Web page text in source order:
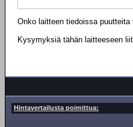
Onko laitteen tiedoissa puutteita
Kysymyksiä tähän laitteeseen
Hintavertailusta poimittua: